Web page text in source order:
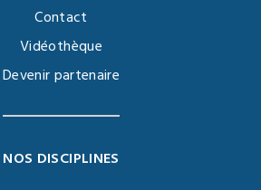
Contact
Vidéothèque
Devenir partenaire
NOS DISCIPLINES